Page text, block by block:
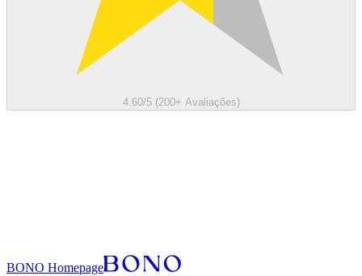
4.60/5 (200+ Avaliações)
BONO Homepage